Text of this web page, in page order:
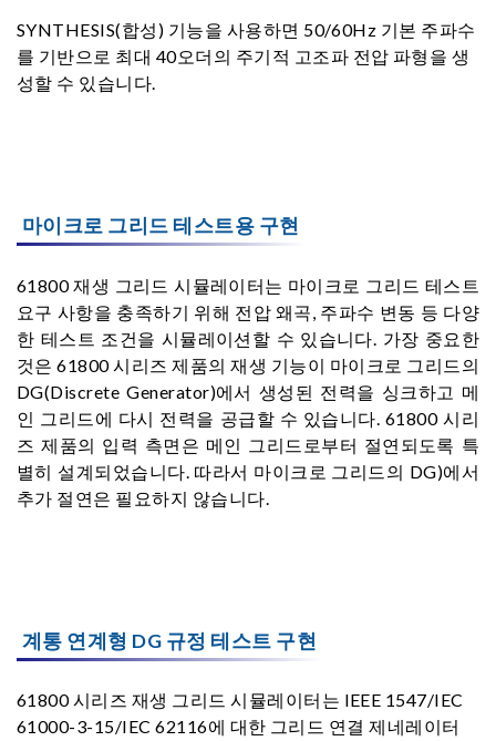
SYNTHESIS(합성) 기능을 사용하면 50/60Hz 기본 주파수
를 기반으로 최대 40오더의 주기적 고조파 전압 파형을 생
성할 수 있습니다.
마이크로 그리드 테스트용 구현
61800 재생 그리드 시뮬레이터는 마이크로 그리드 테스트
요구 사항을 충족하기 위해 전압 왜곡, 주파수 변동 등 다양
한 테스트 조건을 시뮬레이션할 수 있습니다. 가장 중요한
것은 61800 시리즈 제품의 재생 기능이 마이크로 그리드의
DG(Discrete Generator)에서 생성된 전력을 싱크하고 메
인 그리드에 다시 전력을 공급할 수 있습니다. 61800 시리
즈 제품의 입력 측면은 메인 그리드로부터 절연되도록 특
별히 설계되었습니다. 따라서 마이크로 그리드의 DG)에서
추가 절연은 필요하지 않습니다.
계통 연계형 DG 규정 테스트 구현
61800 시리즈 재생 그리드 시뮬레이터는 IEEE 1547/IEC
61000-3-15/IEC 62116에 대한 그리드 연결 제네레이터